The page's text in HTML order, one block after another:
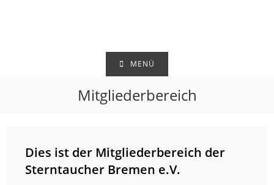
MENÜ
Mitgliederbereich
Dies ist der Mitgliederbereich der
Sterntaucher Bremen e.V.